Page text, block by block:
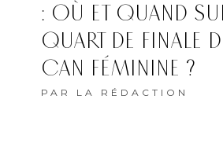
: OÙ ET QUAND
QUART DE FINALE
CAN FÉMININE ?
PAR LA RÉDACTION